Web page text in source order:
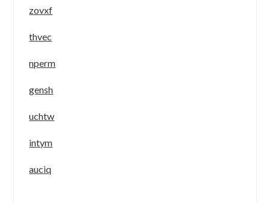
zovxf
thvec
nperm
gensh
uchtw
intym
auciq